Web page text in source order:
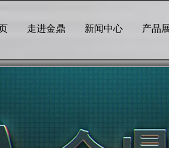
走进金鼎 新闻中心 产品